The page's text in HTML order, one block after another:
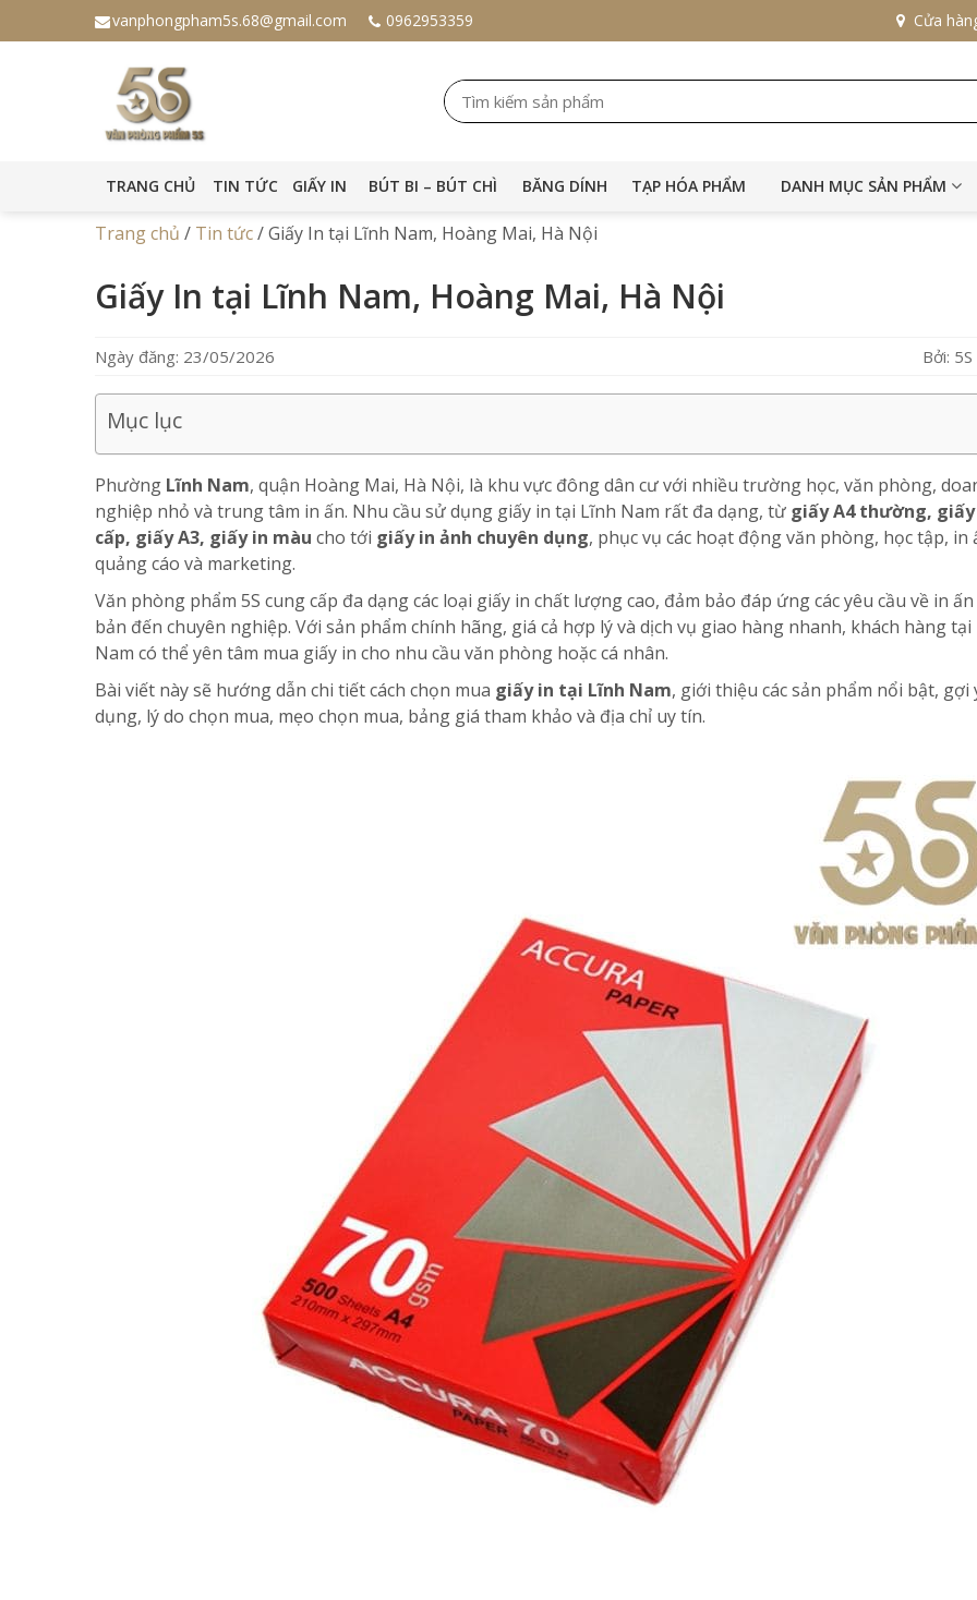
vanphongpham5s.68@gmail.com 0962953359 Cửa
TRANG CHỦ TIN TỨC GIẤY IN BÚT BI – BÚT CHÌ BĂNG DÍNH TẠP HÓA PHẨM DANH MỤC SẢN PHẨM
Trang chủ / Tin tức/Giấy In tại Lĩnh Nam, Hoàng Mai, Hà Nội
Giấy In tại Lĩnh Nam, Hoàng Mai, Hà Nội
Ngày đăng: 23/05/2026 Bởi:
Mục lục
Phường Lĩnh Nam, quận Hoàng Mai, Hà Nội, là khu vực đông dân cư với nhiều trường học, văn phòng,
nghiệp nhỏ và trung tâm in ấn. Nhu cầu sử dụng giấy in tại Lĩnh Nam rất đa dạng, từ giấy A4 thường, giấy
cấp, giấy A3, giấy in màu cho tới giấy in ảnh chuyên dụng, phục vụ các hoạt động văn phòng, học tập, in
quảng cáo và marketing.
Văn phòng phẩm 5S cung cấp đa dạng các loại giấy in chất lượng cao, đảm bảo đáp ứng các yêu cầu về in
bản đến chuyên nghiệp. Với sản phẩm chính hãng, giá cả hợp lý và dịch vụ giao hàng nhanh, khách hàng tại
Nam có thể yên tâm mua giấy in cho nhu cầu văn phòng hoặc cá nhân.
Bài viết này sẽ hướng dẫn chi tiết cách chọn mua giấy in tại Lĩnh Nam, giới thiệu các sản phẩm nổi bật, gợi
dụng, lý do chọn mua, mẹo chọn mua, bảng giá tham khảo và địa chỉ uy tín.